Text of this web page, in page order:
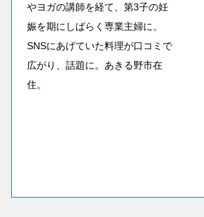
やヨガの講師を経て、第3子の妊
娠を期にしばらく専業主婦に。
SNSにあげていた料理が口コミで
広がり、話題に。あきる野市在
住。